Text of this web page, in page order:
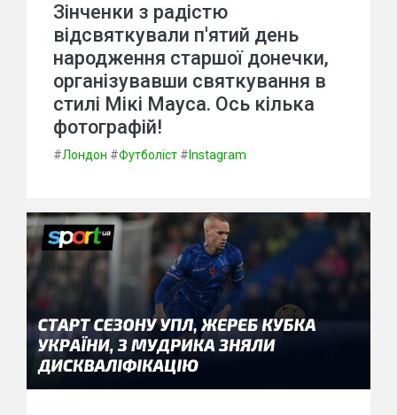
Зінченки з радістю
відсвяткували п'ятий день
народження старшої донечки,
організувавши святкування в
стилі Мікі Мауса. Ось кілька
фотографій!
#Лондон #Футболіст # Instagram